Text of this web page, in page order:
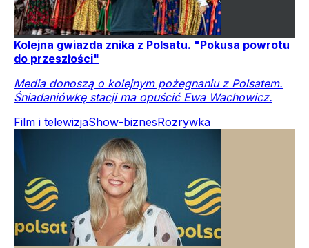
Kolejna gwiazda znika z Polsatu. "Pokusa powrotu
do przeszłości"
Media donoszą o kolejnym pożegnaniu z Polsatem.
Śniadaniówkę stacji ma opuścić Ewa Wachowicz.
Film i telewizjaShow-biznesRozrywka